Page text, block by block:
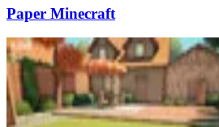
Paper Minecraft